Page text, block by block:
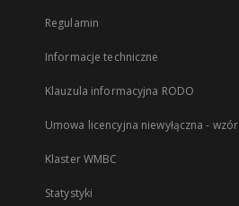
Regulamin
Informacje techniczne
Klauzula informacyjna RODO
Umowa licencyjna niewyłączna - wzór
Klaster WMBC
Statystyki